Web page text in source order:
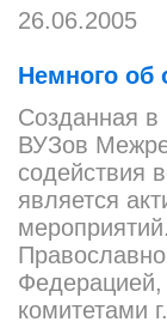
26.06.2005
Немного об
Созданная в
ВУЗов
содействия
является
Федерацией,
комитетами